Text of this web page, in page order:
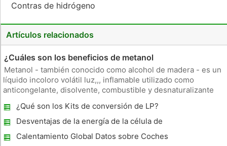
Contras de hidrógeno
Artículos relacionados
¿Cuáles son los beneficios de metanol
Metanol - también conocido como alcohol de madera - es un
líquido incoloro volátil luz,,, inflamable utilizado como
anticongelante, disolvente, combustible y desnaturalizante
producción de biodiesel por medio de la reacción de
transesterificaci
¿Qué son los Kits de conversión de LP?
Desventajas de la energía de la célula de
combustible de hidrógeno
Calentamiento Global Datos sobre Coches